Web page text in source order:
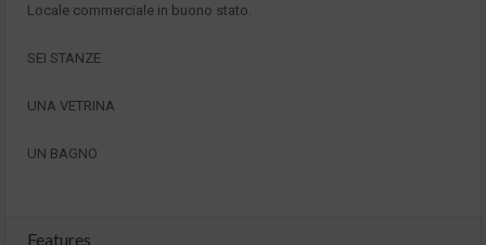
Locale commerciale in buono stato.
SEI STANZE
UNA VETRINA
UN BAGNO
Features